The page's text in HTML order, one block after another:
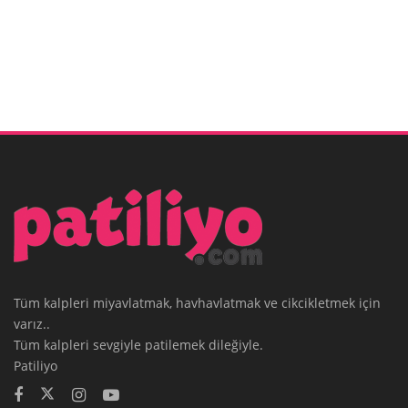
Tüm kalpleri miyavlatmak, havhavlatmak ve cikcikletmek için
varız..
Tüm kalpleri sevgiyle patilemek dileğiyle.
Patiliyo